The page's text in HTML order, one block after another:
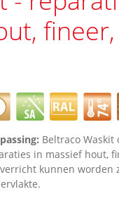
Beltraco Waskit
in massief hout,
kunnen worden